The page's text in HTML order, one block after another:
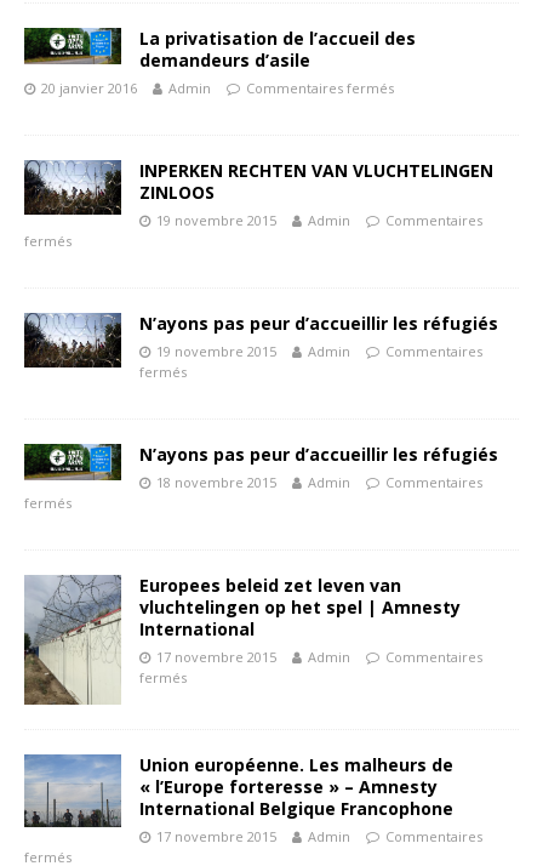
La privatisation de l’accueil des
demandeurs d’asile
20 janvier 2016 Admin Commentaires fermés
INPERKEN RECHTEN VAN VLUCHTELINGEN
ZINLOOS
19 novembre 2015 Admin
Commentaires
fermés
N’ayons pas peur d’accueillir les réfugiés
19 novembre 2015 Admin
Commentaires
fermés
N’ayons pas peur d’accueillir les réfugiés
18 novembre 2015 Admin
Commentaires
fermés
Europees beleid zet leven van
vluchtelingen op het spel | Amnesty
International
17 novembre 2015 Admin
Commentaires
fermés
Union européenne. Les malheurs de
« l’Europe forteresse » – Amnesty
International Belgique Francophone
17 novembre 2015 Admin
Commentaires
fermés